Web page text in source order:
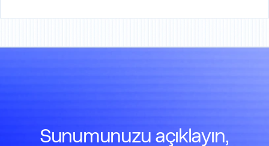
Sunumunuzu açıklayın,